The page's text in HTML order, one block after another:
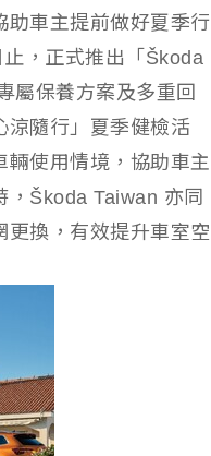
助車主提前做好夏季行
，正式推出「Škoda
屬保養方案及多重回
涼隨行」夏季健檢活
輛使用情境，協助車主
Škoda Taiwan 亦同
更換，有效提升車室空